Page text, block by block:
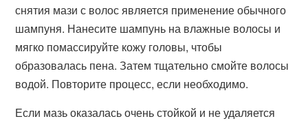
снятия мази с волос является применение обычного
шампуня. Нанесите шампунь на влажные волосы и
мягко помассируйте кожу головы, чтобы
образовалась пена. Затем тщательно смойте волосы
водой. Повторите процесс, если необходимо.
Если мазь оказалась очень стойкой и не удаляется